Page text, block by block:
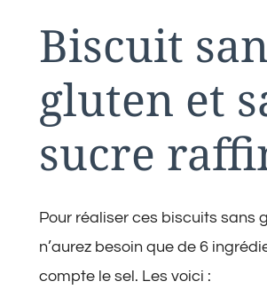
Biscuit
gluten et
sucre
Pour réaliser ces biscuits sans
n’aurez besoin que de 6
compte le sel. Les voici :